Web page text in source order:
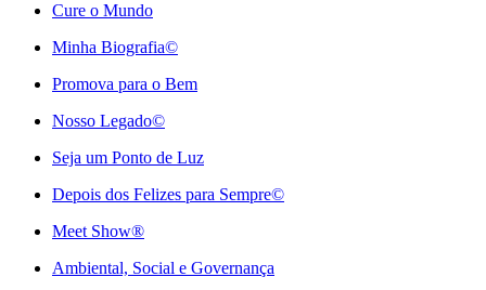
Cure o Mundo
Minha Biografia©
Promova para o Bem
Nosso Legado©
Seja um Ponto de Luz
Depois dos Felizes para Sempre©️
Meet Show®
Ambiental, Social e Governança